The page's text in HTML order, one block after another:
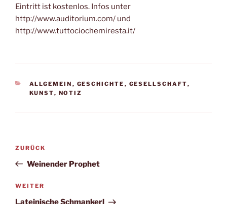
Eintritt ist kostenlos. Infos unter
http://www.auditorium.com/ und
http://www.tuttociochemiresta.it/
KATEGORIEN
ALLGEMEIN , GESCHICHTE , GESELLSCHAFT,
KUNST, NOTIZ
Beitragsnavigation
Vorheriger
Beitrag
ZURÜCK
Weinender Prophet
Nächster
Beitrag
WEITER
Lateinische Schmankerl